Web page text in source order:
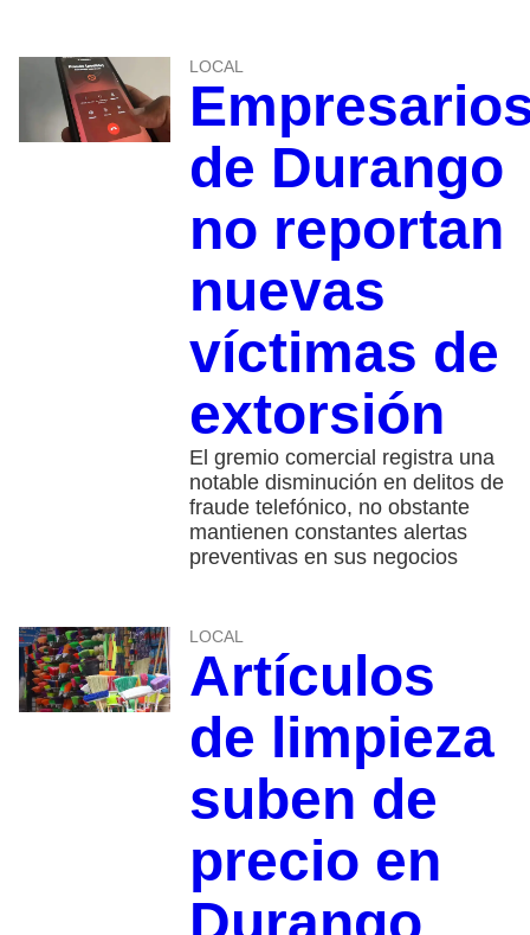
LOCAL
de Durango
no reportan
nuevas
víctimas de
extorsión
El gremio comercial registra una
notable disminución en delitos de
fraude telefónico, no obstante
mantienen constantes alertas
preventivas en sus negocios
LOCAL
Artículos
de limpieza
suben de
precio en
Durango